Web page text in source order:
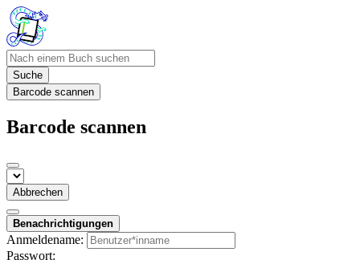
Suche
Barcode scannen
Barcode scannen
Abbrechen
Benachrichtigungen
Anmeldename:
Passwort: